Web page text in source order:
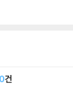
0건